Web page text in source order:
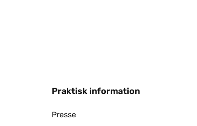
Praktisk information
Presse